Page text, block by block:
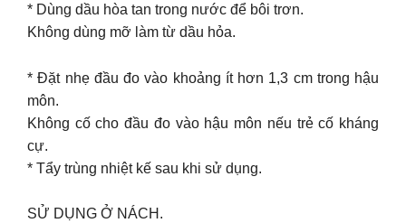
* Dùng dầu hòa tan trong nước để bôi trơn.
Không dùng mỡ làm từ dầu hỏa.
* Đặt nhẹ đầu đo vào khoảng ít hơn 1,3 cm trong hậu
môn.
Không cố cho đầu đo vào hậu môn nếu trẻ cố kháng
cự.
* Tẩy trùng nhiệt kế sau khi sử dụng.
SỬ DỤNG Ở NÁCH.